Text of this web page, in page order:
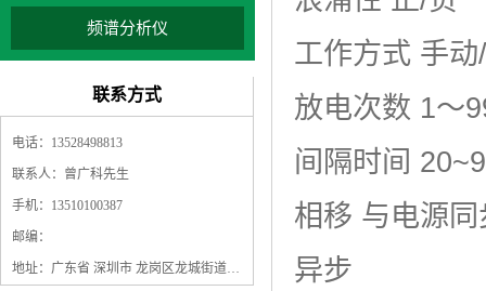
频谱分析仪
联系方式
电话：13528498813
联系人：曾广科先生
手机：13510100387
邮编：
地址：广东省 深圳市 龙岗区龙城街道龙翔大道9009号珠江广场A1栋5F
工作方式 手
放电次数 1～
间隔时间
相移 与电源
异步